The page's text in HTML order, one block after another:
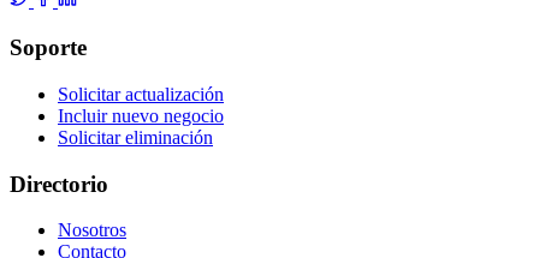
Soporte
Solicitar actualización
Incluir nuevo negocio
Solicitar eliminación
Directorio
Nosotros
Contacto